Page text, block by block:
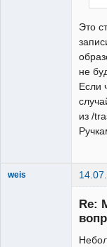
Это
не
Если
из /
weis
Re: